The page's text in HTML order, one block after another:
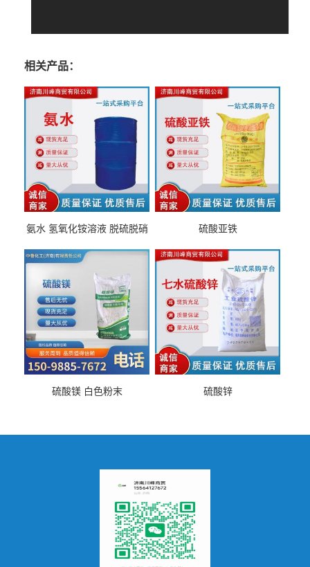
相关产品：
氨水 氢氧化铵溶液 脱硫脱硝 硫酸亚铁
硫酸镁 白色粉末 硫酸锌